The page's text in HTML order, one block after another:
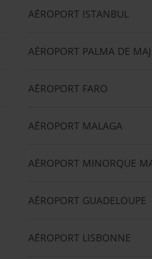
AÉROPORT ISTANBUL
AÉROPORT PALMA DE
AÉROPORT FARO
AÉROPORT MALAGA
AÉROPORT MINORQUE
AÉROPORT GUADELOUPE
AÉROPORT LISBONNE